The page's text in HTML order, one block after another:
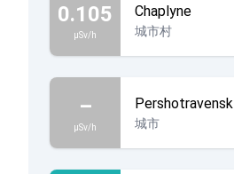
0.105
µSv/h
Chaplyne
城市村
–
µSv/h
Pershotravensk
城市